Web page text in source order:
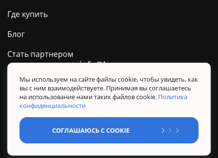
Где купить
Блог
Стать партнером
0 800 509 278
Техподдержка ТМ BARVA
Политика конфиденциальности
Правила использования сайта
Sitemap
info@barva.ua
Мы используем на сайте файлы cookie, чтобы увидеть, как
вы с ним взаимодействуете. Принимая вы соглашаетесь
на использование нами таких файлов cookie. Политика
конфиденциальности
СОГЛАШАЮСЬ С COOKIE